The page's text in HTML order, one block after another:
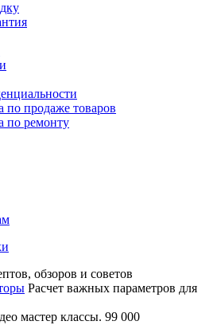
по продаже товаров
по ремонту
обзоров и советов
Расчет важных параметров для
мастер классы. 99 000